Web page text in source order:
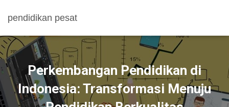
pendidikan pesat
Perkembangan Pendidikan di
Indonesia: Transformasi Menuju